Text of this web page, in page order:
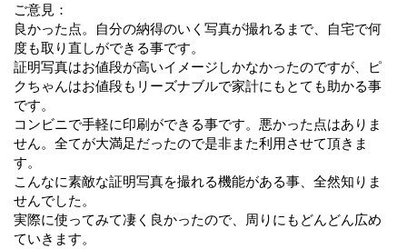
ご意見：
良かった点。自分の納得のいく写真が撮れるまで、自宅で何
度も取り直しができる事です。
証明写真はお値段が高いイメージしかなかったのですが、ピ
クちゃんはお値段もリーズナブルで家計にもとても助かる事
です。
コンビニで手軽に印刷ができる事です。悪かった点はありま
せん。全てが大満足だったので是非また利用させて頂きま
す。
こんなに素敵な証明写真を撮れる機能がある事、全然知りま
せんでした。
実際に使ってみて凄く良かったので、周りにもどんどん広め
ていきます。